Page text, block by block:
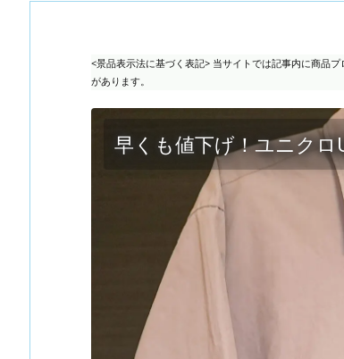
<景品表示法に基づく表記> 当サイトでは記事内に商品
があります。
早くも値下げ！ユニク